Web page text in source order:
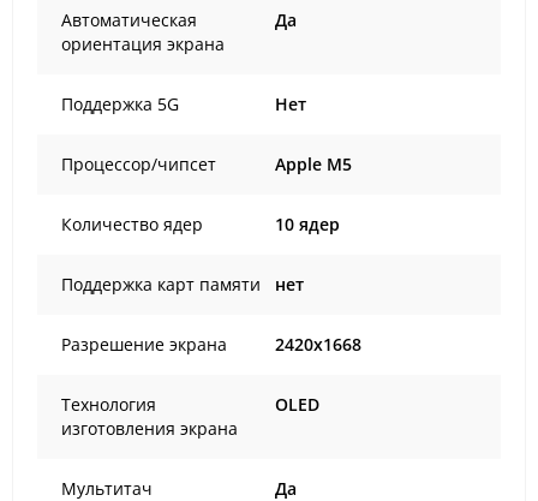
Автоматическая
ориентация экрана
Да
Поддержка 5G Нет
Процессор/чипсет Apple M5
Количество ядер 10 ядер
Поддержка карт памяти нет
Разрешение экрана 2420x1668
Технология
изготовления экрана
OLED
Мультитач Да